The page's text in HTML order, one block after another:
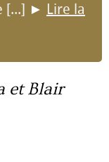
[...] ► Lire la
et Blair